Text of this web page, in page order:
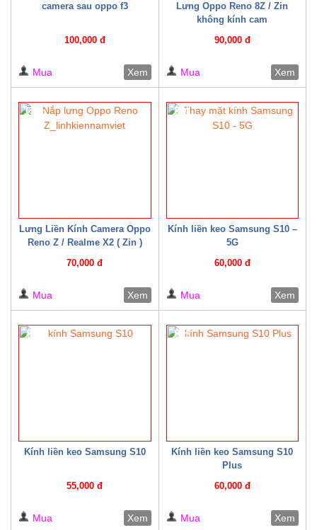
camera sau oppo f3
100,000 đ
Mua Xem
Lưng Oppo Reno 8Z / Zin
không kính cam
90,000 đ
Mua Xem
Lưng Liền Kính Camera Oppo
Reno Z / Realme X2 ( Zin )
70,000 đ
13%
Mua Xem
Kính liền keo Samsung S10 –
5G
60,000 đ
8%
Mua Xem
Kính liền keo Samsung S10
55,000 đ
8%
Mua Xem
Kính liền keo Samsung S10
Plus
60,000 đ
8%
Mua Xem